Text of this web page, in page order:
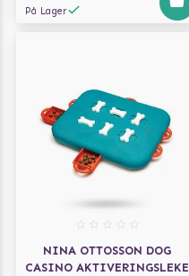
På Lager
NINA OTTOSSON DOG
CASINO AKTIVERINGSLEKE